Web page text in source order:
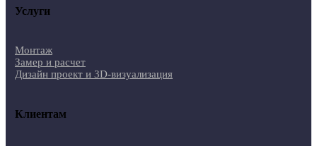
Услуги
Монтаж
Замер и расчет
Дизайн проект и 3D-визуализация
Клиентам